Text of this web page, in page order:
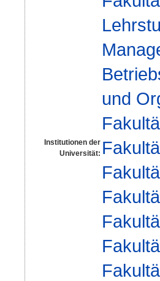
Institutionen der
Universität:
und